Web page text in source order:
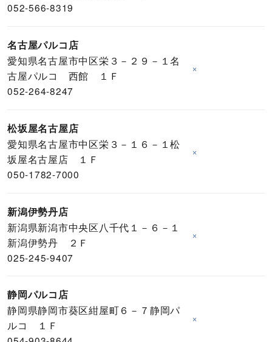
052-566-8319
名古屋パルコ店
愛知県名古屋市中区栄３－２９－１名
古屋パルコ 西館 １Ｆ
052-264-8247
×
松坂屋名古屋店
愛知県名古屋市中区栄３－１６－１松
坂屋名古屋店 １Ｆ
050-1782-7000
×
新潟伊勢丹店
新潟県新潟市中央区八千代１－６－１
新潟伊勢丹 ２Ｆ
025-245-9407
×
静岡パルコ店
静岡県静岡市葵区紺屋町６－７静岡パ
ルコ １Ｆ
×